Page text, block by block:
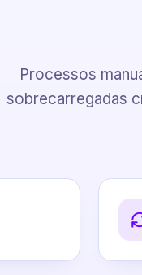
Processos
sobrecarregadas